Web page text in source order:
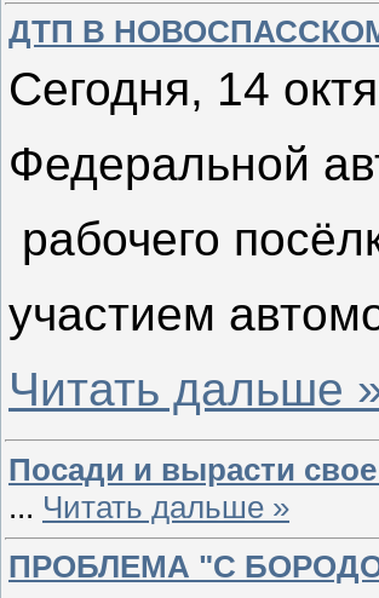
ДТП В
Сегодня, 14
Федеральной
рабочего
участием
Читать дальше
Посади и вырасти
... Читать дальше »
ПРОБЛЕМА "С